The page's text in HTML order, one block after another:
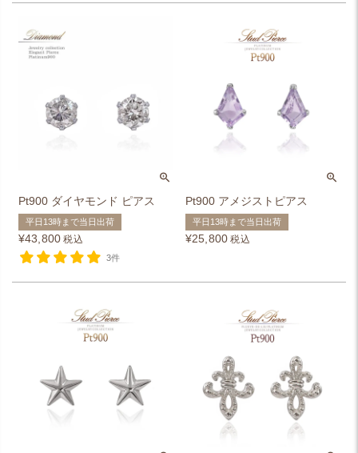
Pt900 ダイヤモンド ピアス
平日13時まで当日出荷
¥43,800 税込
3件
Pt900 アメジストピアス
平日13時まで当日出荷
¥25,800 税込